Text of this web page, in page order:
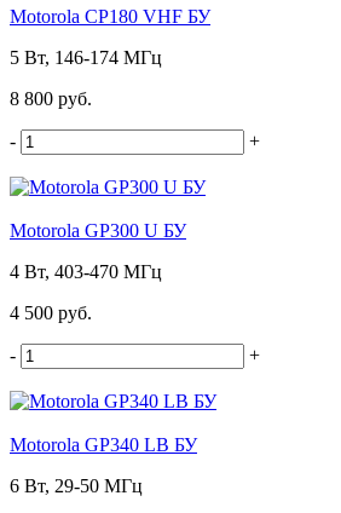
Motorola CP180 VHF БУ
5 Вт, 146-174 МГц
8 800 руб.
- +
Motorola GP300 U БУ
4 Вт, 403-470 МГц
4 500 руб.
- +
Motorola GP340 LB БУ
6 Вт, 29-50 МГц